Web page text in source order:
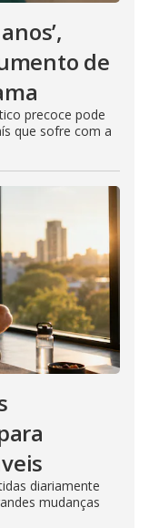
de
precoce pode
que sofre com a
diariamente
mudanças